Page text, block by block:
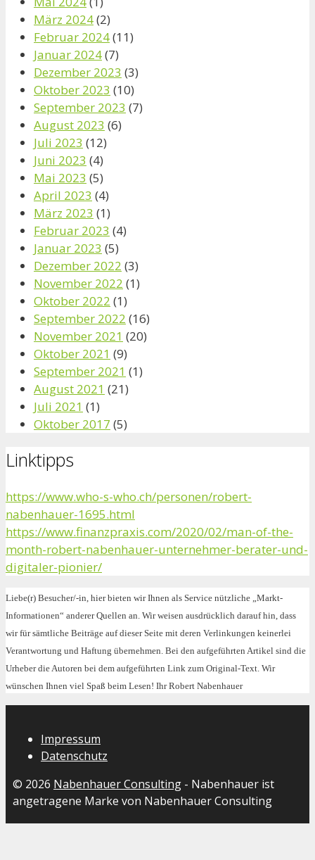
März 2024(2)
Februar 2024(11)
Januar 2024(7)
Dezember 2023 (3)
Oktober 2023 (10)
September 2023 (7)
August 2023 (6)
Juli 2023 (12)
Juni 2023 (4)
Mai 2023 (5)
April 2023 (4)
März 2023 (1)
Februar 2023 (4)
Januar 2023 (5)
Dezember 2022 (3)
November 2022 (1)
Oktober 2022 (1)
September 2022 (16)
November 2021 (20)
Oktober 2021 (9)
September 2021 (1)
August 2021 (21)
Juli 2021 (1)
Oktober 2017 (5)
Linktipps
https://www.who-s-who.ch/personen/robert-
nabenhauer-1695.html
https://www.finanzpraxis.com/2020/02/man-of-the-
month-robert-nabenhauer-unternehmer-berater-und-
digitaler-pionier/
Liebe(r) Besucher/-in, hier bieten wir Ihnen als Service nützliche „Markt-
Informationen“ anderer Quellen an. Wir weisen ausdrücklich darauf hin, dass
wir für sämtliche Beiträge auf dieser Seite mit deren Verlinkungen keinerlei
Verantwortung und Haftung übernehmen. Bei den aufgeführten Artikel sind die
Urheber die Autoren bei dem aufgeführten Link zum Original-Text. Wir
wünschen Ihnen viel Spaß beim Lesen! Ihr Robert Nabenhauer
Impressum
Datenschutz
© 2026 Nabenhauer Consulting - Nabenhauer ist
angetragene Marke von Nabenhauer Consulting